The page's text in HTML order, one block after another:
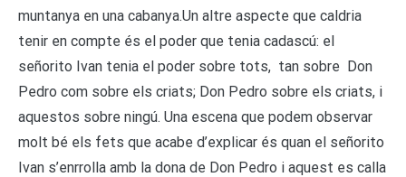
muntanya en una cabanya.Un altre aspecte que caldria
tenir en compte és el poder que tenia cadascú: el
señorito Ivan tenia el poder sobre tots, tan sobre Don
Pedro com sobre els criats; Don Pedro sobre els criats, i
aquestos sobre ningú. Una escena que podem observar
molt bé els fets que acabe d’explicar és quan el señorito
Ivan s’enrrolla amb la dona de Don Pedro i aquest es calla